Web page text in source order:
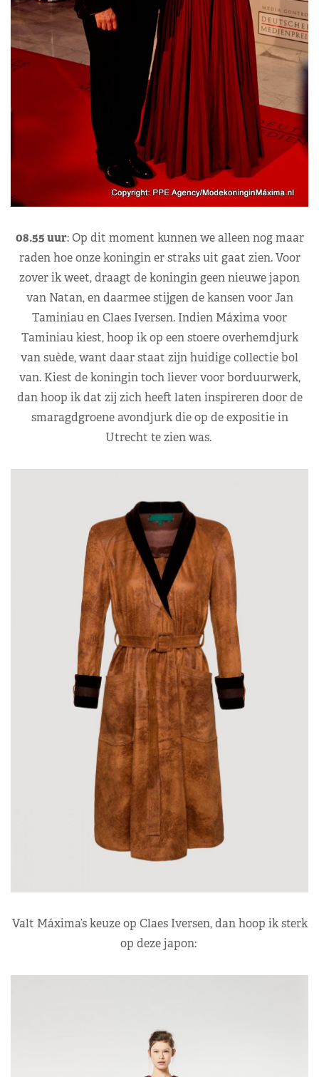
08.55 uur: Op dit moment kunnen we alleen nog maar
raden hoe onze koningin er straks uit gaat zien. Voor
zover ik weet, draagt de koningin geen nieuwe japon
van Natan, en daarmee stijgen de kansen voor Jan
Taminiau en Claes Iversen. Indien Máxima voor
Taminiau kiest, hoop ik op een stoere overhemdjurk
van suède, want daar staat zijn huidige collectie bol
van. Kiest de koningin toch liever voor borduurwerk,
dan hoop ik dat zij zich heeft laten inspireren door de
smaragdgroene avondjurk die op de expositie in
Utrecht te zien was.
Valt Máxima’s keuze op Claes Iversen, dan hoop ik sterk
op deze japon: